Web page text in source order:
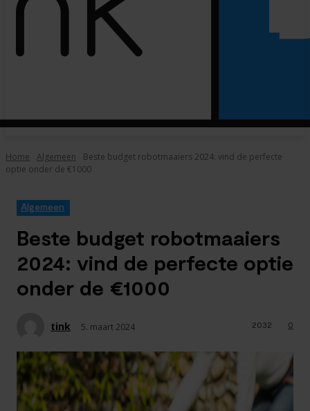
Home Algemeen
Beste budget robotmaaiers 2024: vind de perfecte
optie onder de €1000
Algemeen
Beste budget robotmaaiers
2024: vind de perfecte optie
onder de €1000
tink 5. maart 2024 0
2032